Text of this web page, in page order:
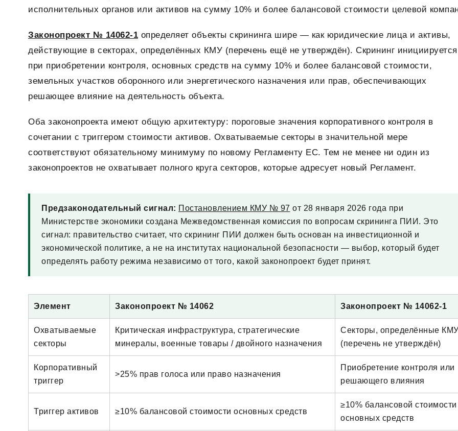
исполнительных органов или активов на сумму 10% и более балансовой стоимости целевой
Законопроект № 14062-1 определяет объекты скрининга шире — как юридические лица и активы,
действующие в секторах, определённых КМУ (перечень ещё не утверждён). Скрининг инициируется
при приобретении контроля, основных средств на сумму 10% и более балансовой стоимости,
земельных участков оборонного или энергетического назначения или прав, обеспечивающих
решающее влияние на деятельность объекта.
Оба законопроекта имеют общую архитектуру: пороговые значения корпоративного контроля в
сочетании с триггером стоимости активов. Охватываемые секторы в значительной мере
соответствуют обязательному минимуму по новому Регламенту ЕС. Тем не менее ни один из
законопроектов не охватывает полного круга секторов, которые адресует новый Регламент.
Предзаконодательный сигнал: Постановлением КМУ № 97 от 28 января 2026 года при
Министерстве экономики создана Межведомственная комиссия по вопросам скрининга ПИИ. Это
сигнал: правительство считает, что скрининг ПИИ должен быть основан на инвестиционной и
экономической политике, а не на институтах национальной безопасности — выбор, который будет
определять работу режима независимо от того, какой законопроект будет принят.
Элемент Законопроект № 14062 Законопроект № 14062-1
Охватываемые
секторы
Критическая инфраструктура, стратегические
минералы, военные товары / двойного назначения
Секторы, определённые КМУ
(перечень не утверждён)
Корпоративный
триггер
>25% прав голоса или право назначения
Приобретение контроля или
решающего влияния
Триггер активов ≥10% балансовой стоимости основных средств
≥10% балансовой стоимости
основных средств